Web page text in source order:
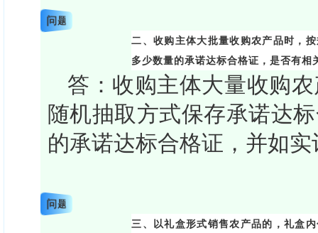
问题
二、收购主体大批量收购农产品时，
多少数量的承诺达标合格证，是否有相
答：收购主体大量收购
随机抽取方式保存承诺达
的承诺达标合格证，并如
问题
三、以礼盒形式销售农产品的，礼盒